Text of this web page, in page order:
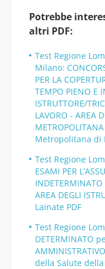
Potrebbe
altri PDF:
Test Regione
Milano:
PER LA
TEMPO PIENO E
ISTRUTTORE/
LAVORO - AREA
Metropolitana di
Test Regione
ESAMI PER
AREA DEGLI
Lainate PDF
Test Regione
DETERMINATO
della Salute della